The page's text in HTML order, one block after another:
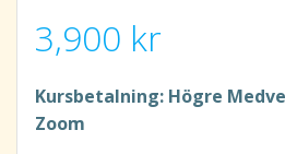
3,900 kr
Kursbetalning: Högre
Zoom